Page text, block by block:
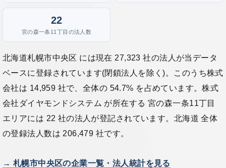
22
宮の森一条11丁目の法人数
北海道札幌市中央区 には現在 27,323 社の法人が当データ
ベースに登録されています(閉鎖法人を除く)。このうち株式
会社は 14,959 社で、全体の 54.7% を占めています。株式
会社ダイヤモンドシステム が所在する 宮の森一条11丁目
エリアには 22 社の法人が登記されています。北海道 全体
の登録法人数は 206,479 社です。
→ 札幌市中央区の企業一覧・法人統計を見る